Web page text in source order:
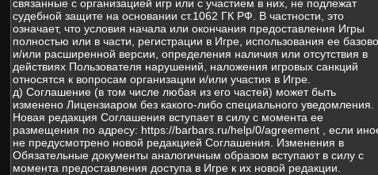
связанные с организацией игр или с участием в них, не подлежат
судебной защите на основании ст.1062 ГК РФ. В частности, это
означает, что условия начала или окончания предоставления Игры
полностью или в части, регистрации в Игре, использования ее
и/или расширенной версии, определения наличия или отсутствия в
действиях Пользователя нарушений, наложения игровых санкций
относятся к вопросам организации и/или участия в Игре.
д) Соглашение (в том числе любая из его частей) может быть
изменено Лицензиаром без какого-либо специального уведомления.
Новая редакция Соглашения вступает в силу с момента ее
размещения по адресу: https://barbars.ru/help/0/agreement , если
не предусмотрено новой редакцией Соглашения. Изменения в
Обязательные документы аналогичным образом вступают в силу с
момента предоставления доступа в Игре к их новой редакции.